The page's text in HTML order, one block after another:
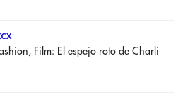
Film: El espejo roto de Charli